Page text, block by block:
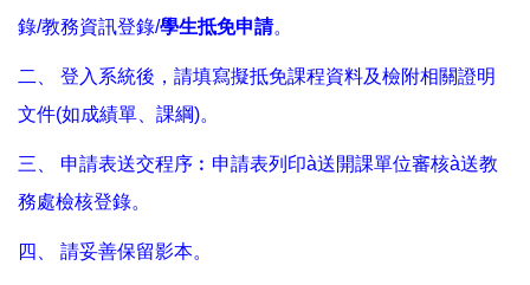
錄/教務資訊登錄/學生抵免申請。
二、 登入系統後，請填寫擬抵免課程資料及檢附相關證明
文件(如成績單、課綱)。
三、 申請表送交程序︰申請表列印à送開課單位審核à送教
務處檢核登錄。
四、 請妥善保留影本。